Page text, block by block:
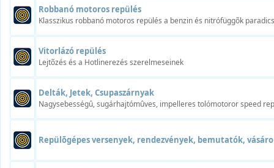
Robbanó motoros repülés
Klasszikus robbanó motoros repülés a benzin és nitrófüggõk
Vitorlázó repülés
Lejtõzés és a Hotlinerezés szerelmeseinek
Delták, Jetek, Csupaszárnyak
Nagysebességû, sugárhajtómûves, impelleres tolómotoror speed
Repülõgépes versenyek, rendezvények, bemutatók,